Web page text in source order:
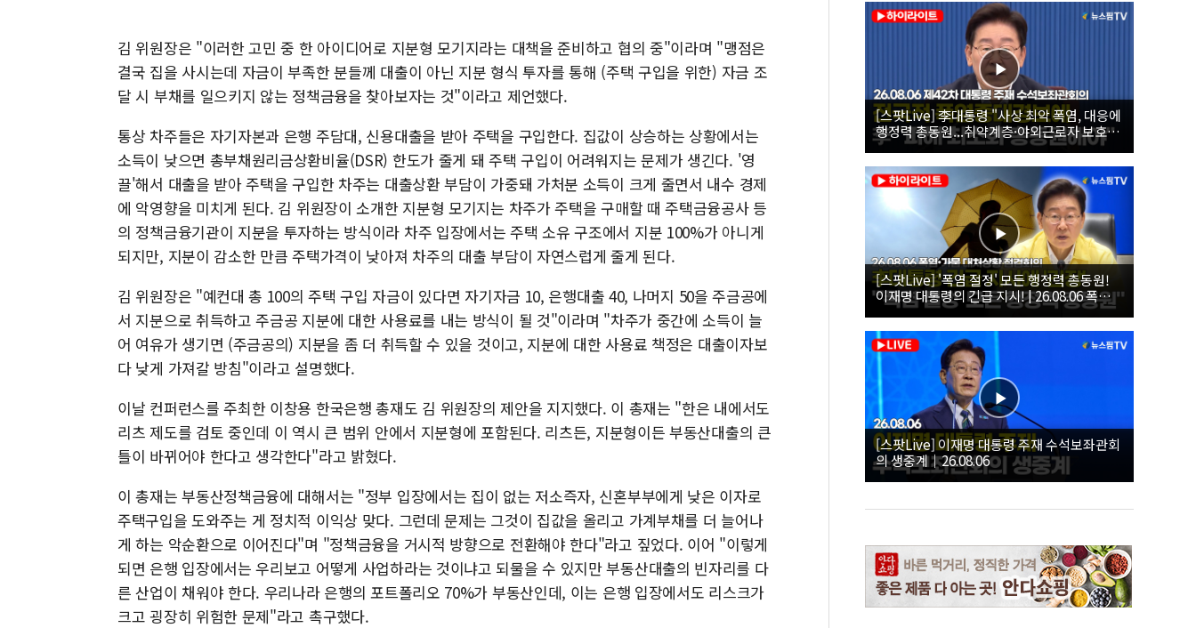
김 위원장은 "이러한 고민 중 한 아이디어로 지분형 모기지라는 대책을 준비하고 협의 중"이라며 "맹점은
결국 집을 사시는데 자금이 부족한 분들께 대출이 아닌 지분 형식 투자를 통해 (주택 구입을 위한) 자금 조
달 시 부채를 일으키지 않는 정책금융을 찾아보자는 것"이라고 제언했다.
통상 차주들은 자기자본과 은행 주담대, 신용대출을 받아 주택을 구입한다. 집값이 상승하는 상황에서는
소득이 낮으면 총부채원리금상환비율(DSR) 한도가 줄게 돼 주택 구입이 어려워지는 문제가 생긴다. '영
끌'해서 대출을 받아 주택을 구입한 차주는 대출상환 부담이 가중돼 가처분 소득이 크게 줄면서 내수 경제
에 악영향을 미치게 된다. 김 위원장이 소개한 지분형 모기지는 차주가 주택을 구매할 때 주택금융공사 등
의 정책금융기관이 지분을 투자하는 방식이라 차주 입장에서는 주택 소유 구조에서 지분 100%가 아니게
되지만, 지분이 감소한 만큼 주택가격이 낮아져 차주의 대출 부담이 자연스럽게 줄게 된다.
김 위원장은 "예컨대 총 100의 주택 구입 자금이 있다면 자기자금 10, 은행대출 40, 나머지 50을 주금공에
서 지분으로 취득하고 주금공 지분에 대한 사용료를 내는 방식이 될 것"이라며 "차주가 중간에 소득이 늘
어 여유가 생기면 (주금공의) 지분을 좀 더 취득할 수 있을 것이고, 지분에 대한 사용료 책정은 대출이자보
다 낮게 가져갈 방침"이라고 설명했다.
이날 컨퍼런스를 주최한 이창용 한국은행 총재도 김 위원장의 제안을 지지했다. 이 총재는 "한은 내에서도
리츠 제도를 검토 중인데 이 역시 큰 범위 안에서 지분형에 포함된다. 리츠든, 지분형이든 부동산대출의 큰
틀이 바뀌어야 한다고 생각한다"라고 밝혔다.
이 총재는 부동산정책금융에 대해서는 "정부 입장에서는 집이 없는 저소즉자, 신혼부부에게 낮은 이자로
주택구입을 도와주는 게 정치적 이익상 맞다. 그런데 문제는 그것이 집값을 올리고 가계부채를 더 늘어나
게 하는 악순환으로 이어진다"며 "정책금융을 거시적 방향으로 전환해야 한다"라고 짚었다. 이어 "이렇게
되면 은행 입장에서는 우리보고 어떻게 사업하라는 것이냐고 되물을 수 있지만 부동산대출의 빈자리를 다
른 산업이 채워야 한다. 우리나라 은행의 포트폴리오 70%가 부동산인데, 이는 은행 입장에서도 리스크가
크고 굉장히 위험한 문제"라고 촉구했다.
[스팟Live] 李대통령 "사상 최악 폭염, 대응에
행정력 총동원...취약계층·야외근로자 보호에
힘써야"｜26.08.06 제42차 대통령 주재 수석
보좌관회의
[스팟Live] '폭염 절정' 모든 행정력 총동원!
이재명 대통령의 긴급 지시! | 26.08.06 폭염•
가뭄 대처상황 점검회의
[스팟Live] 이재명 대통령 주재 수석보좌관회
의 생중계｜26.08.06